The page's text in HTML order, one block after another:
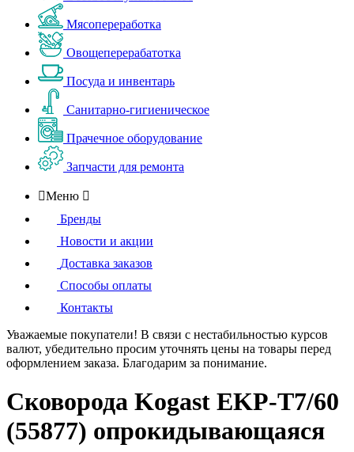
Мясопереработка
Овощеперерабатотка
Посуда и инвентарь
Санитарно-гигиеническое
Прачечное оборудование
Запчасти для ремонта
Меню 
Бренды
Новости и акции
Доставка заказов
Способы оплаты
Контакты
Уважаемые покупатели! В связи с нестабильностью курсов
валют, убедительно просим уточнять цены на товары перед
оформлением заказа. Благодарим за понимание.
Сковорода Kogast EKP-T7/60
(55877) опрокидывающаяся